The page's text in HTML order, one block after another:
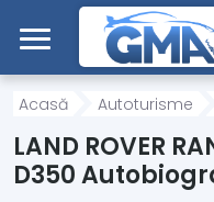
Mergi direct la conținutul
Acasă
Autoturisme
Acasă Autoturisme
LAND ROVER
D350